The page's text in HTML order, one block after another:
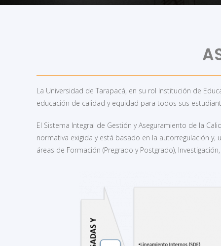
La Universidad de Tarapacá, en su rol Institución de
educación de calidad y equidad para todos sus
El Sistema Integral de Gestión y Aseguramiento de la
normativa exigida y está basado en la autorregulación
áreas de Formación (Pregrado y Postgrado),